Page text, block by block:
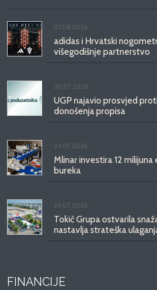
01.08.2026.
adidas i Hrvatski
višegodišnje partnerstvo
30.07.2026.
UGP najavio prosvjed
donošenja propisa
29.07.2026.
Mlinar investira 12
bureka
29.07.2026.
Tokić Grupa ostvarila
nastavlja strateška
FINANCIJE